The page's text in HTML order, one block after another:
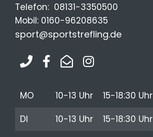
Telefon: 08131-3350500
Mobil: 0160-96208635
sport@sportstrefling.de
MO
10-13 Uhr 15-18:30 Uhr
DI
10-13 Uhr 15-18:30 Uhr